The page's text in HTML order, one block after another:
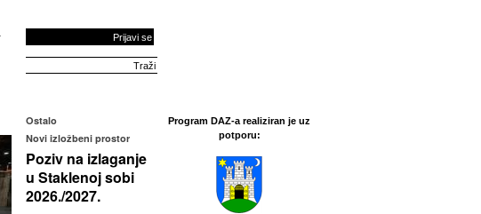
Prijavi se
Ostalo
Novi izložbeni prostor
Poziv na izlaganje
u Staklenoj sobi
2026./2027.
Program DAZ-a realiziran je uz
potporu: